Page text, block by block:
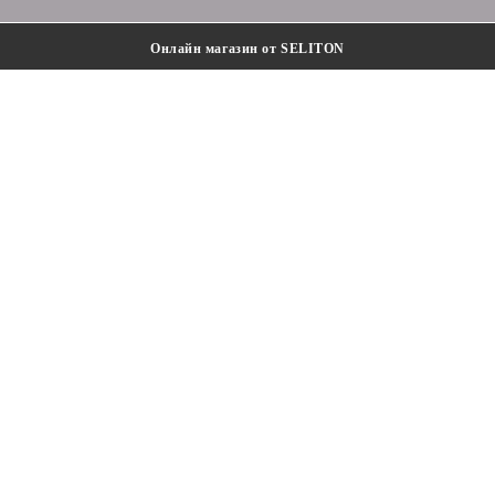
Онлайн магазин от SELITON